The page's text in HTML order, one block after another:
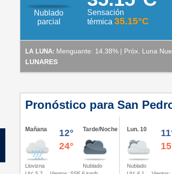
Nublado
parcial
Sensación
térmica 35.15°C
LA LUNA: Menguante: 14.38% | Próx. Luna
LUNARES
Pronóstico para San
Mañana
Llovizna
12°
24°
Tarde/Noche
Nublado
Lun. 10
Nublado